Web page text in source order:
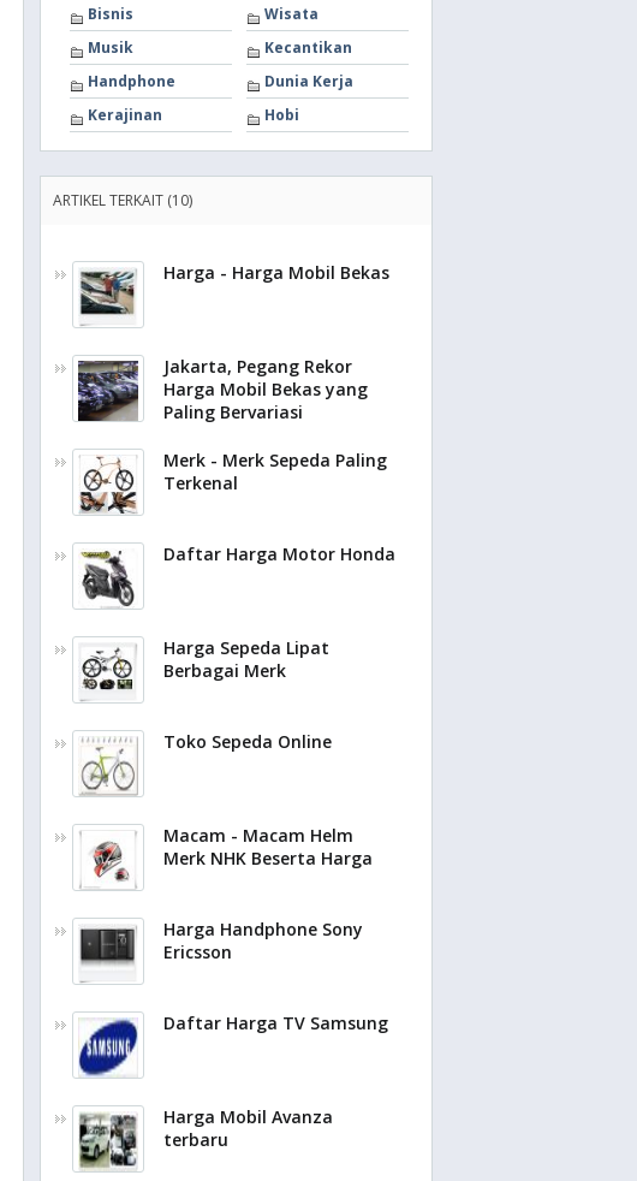
Bisnis
Wisata
Musik
Kecantikan
Handphone
Dunia Kerja
Kerajinan
Hobi
ARTIKEL TERKAIT (10)
Harga - Harga Mobil Bekas
Jakarta, Pegang Rekor
Harga Mobil Bekas yang
Paling Bervariasi
Merk - Merk Sepeda Paling
Terkenal
Daftar Harga Motor Honda
Harga Sepeda Lipat
Berbagai Merk
Toko Sepeda Online
Macam - Macam Helm
Merk NHK Beserta Harga
Harga Handphone Sony
Ericsson
Daftar Harga TV Samsung
Harga Mobil Avanza
terbaru